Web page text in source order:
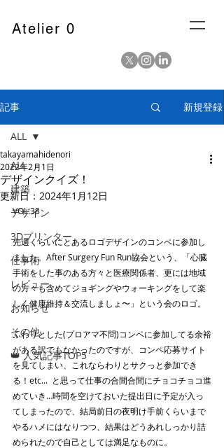
Atelier 0
記事 新規登録
ALL
建築
デザイン
3Dプリンター
仕事術
レビュー
お知らせ
その他
👑 人気記事TOP5
ALL
デザインクイズ！
takayamahidenori
2022年2月1日
更新日： 2024年1月12日
VOL.38
先週くらいにとあるロゴデザインのコンペに参加し
ました。After Surgery Fun Run協会という、「心臓
手術をした事のある方々と医療関係者、更には地域
の方々も含めてジョギングやウォーキングをして楽
しく健康維持＆交流しましょ〜」という会のロゴ。
ふわりとした(プロアマ不問)コンペに参加してる余裕
がある訳でもなかったのですが、コンペ応募サイト
を見てしまい、これならわりとサクっと参加でき
る！etc...  と思って仕事の合間合間にチョコチョコ進
めていき…時間を空けておいた提出日に予定が入っ
てしまったので、結局前日の夜明け手前くらいまで
やるハメにはなりつつ、結果はどうあれしっかり詰
められたので自己としては満足なものに。